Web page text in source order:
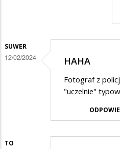
było
żadnej…
SUWER
12/02/2024 HAHA
Fotograf z
"uczelnie"
TO